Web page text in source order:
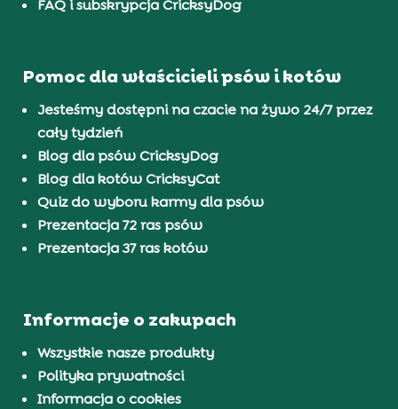
FAQ i subskrypcja CricksyDog
Pomoc dla właścicieli psów i kotów
Jesteśmy dostępni na czacie na żywo 24/7 przez
cały tydzień
Blog dla psów CricksyDog
Blog dla kotów CricksyCat
Quiz do wyboru karmy dla psów
Prezentacja 72 ras psów
Prezentacja 37 ras kotów
Informacje o zakupach
Wszystkie nasze produkty
Polityka prywatności
Informacja o cookies